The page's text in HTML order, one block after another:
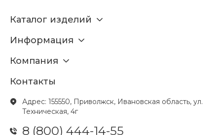
Каталог изделий
Информация
Компания
Контакты
Адрес: 155550, Приволжск, Ивановская область, ул.
Техническая, 4г
8 (800) 444-14-55